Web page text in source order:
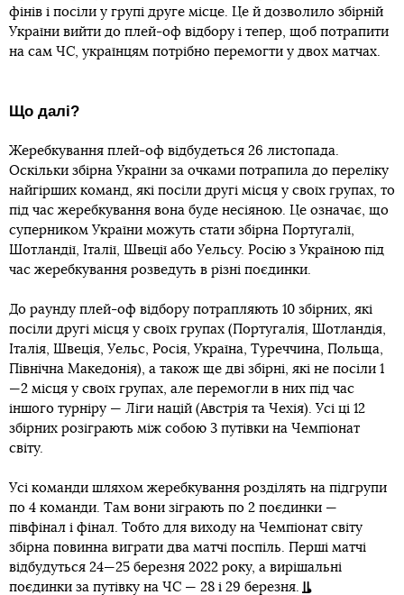
фінів і посіли у групі друге місце. Це й дозволило збірній
України вийти до плей-оф відбору і тепер, щоб потрапити
на сам ЧС, українцям потрібно перемогти у двох матчах.
Що далі?
Жеребкування плей-оф відбудеться 26 листопада.
Оскільки збірна України за очками потрапила до переліку
найгірших команд, які посіли другі місця у своїх групах, то
під час жеребкування вона буде несіяною. Це означає, що
суперником України можуть стати збірна Португалії,
Шотландії, Італії, Швеції або Уельсу. Росію з Україною під
час жеребкування розведуть в різні поєдинки.
До раунду плей-оф відбору потрапляють 10 збірних, які
посіли другі місця у своїх групах (Португалія, Шотландія,
Італія, Швеція, Уельс, Росія, Україна, Туреччина, Польща,
Північна Македонія), а також ще дві збірні, які не посіли 1
—2 місця у своїх групах, але перемогли в них під час
іншого турніру — Ліги націй (Австрія та Чехія). Усі ці 12
збірних розіграють між собою 3 путівки на Чемпіонат
світу.
Усі команди шляхом жеребкування розділять на підгрупи
по 4 команди. Там вони зіграють по 2 поєдинки —
півфінал і фінал. Тобто для виходу на Чемпіонат світу
збірна повинна виграти два матчі поспіль. Перші матчі
відбудуться 24—25 березня 2022 року, а вирішальні
поєдинки за путівку на ЧС — 28 і 29 березня.